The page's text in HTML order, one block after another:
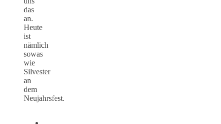
das
an.
Heute
ist
nämlich
sowas
wie
Silvester
an
dem
Neujahrsfest.